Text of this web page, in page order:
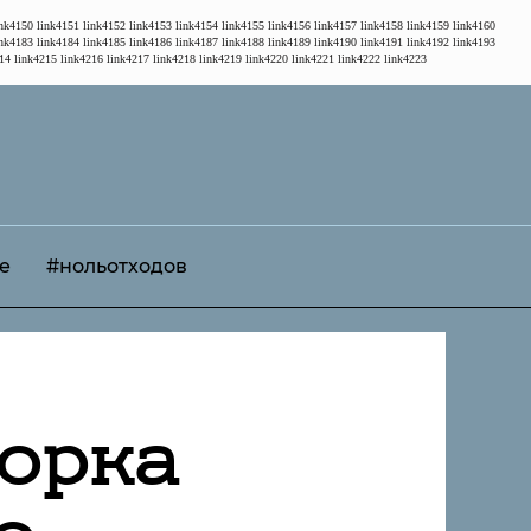
link4151 link4152 link4153 link4154 link4155 link4156 link4157 link4158 link4159 link4160
link4184 link4185 link4186 link4187 link4188 link4189 link4190 link4191 link4192 link4193
link4215 link4216 link4217 link4218 link4219 link4220 link4221 link4222 link4223
#нольотходов